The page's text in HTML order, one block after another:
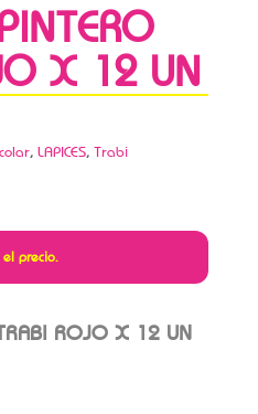
X 12 UN
, LAPICES, Trabi
precio.
ROJO X 12 UN